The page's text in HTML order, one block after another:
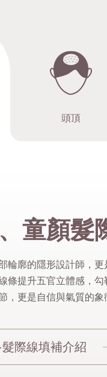
頭頂
童顏髮
輪廓的隱形設計師，更
條提升五官立體感，
，更是自信與氣質的象
際線填補介紹